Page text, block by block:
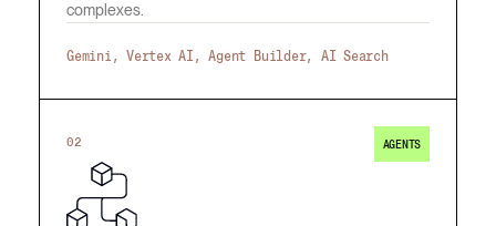
complexes.
Gemini, Vertex AI, Agent Builder, AI Search
02 AGENTS